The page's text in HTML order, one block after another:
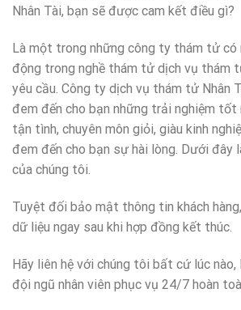
Nhân Tài, bạn sẽ được cam kết điều gì?
Là một trong những công ty thám tử có
động trong nghề thám tử dịch vụ thám
yêu cầu. Công ty dịch vụ thám tử Nhân
đem đến cho bạn những trải nghiệm
tận tình, chuyên môn giỏi, giàu kinh
đem đến cho bạn sự hài lòng. Dưới đây
của chúng tôi.
Tuyệt đối bảo mật thông tin khách
dữ liệu ngay sau khi hợp đồng kết thúc.
Hãy liên hệ với chúng tôi bất cứ lúc nào,
đội ngũ nhân viên phục vụ 24/7 hoàn